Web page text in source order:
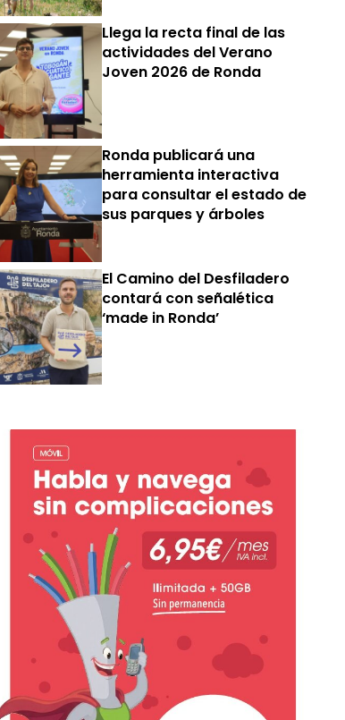
Llega la recta final de las
actividades del Verano
Joven 2026 de Ronda
Ronda publicará una
herramienta interactiva
para consultar el estado de
sus parques y árboles
El Camino del Desfiladero
contará con señalética
‘made in Ronda’